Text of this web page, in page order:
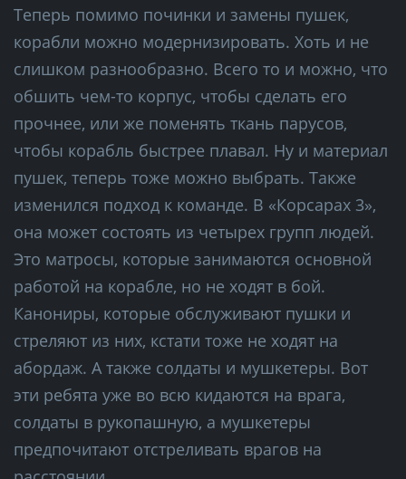
Теперь помимо починки и замены пушек,
корабли можно модернизировать. Хоть и не
слишком разнообразно. Всего то и можно, что
обшить чем-то корпус, чтобы сделать его
прочнее, или же поменять ткань парусов,
чтобы корабль быстрее плавал. Ну и материал
пушек, теперь тоже можно выбрать. Также
изменился подход к команде. В «Корсарах 3»,
она может состоять из четырех групп людей.
Это матросы, которые занимаются основной
работой на корабле, но не ходят в бой.
Канониры, которые обслуживают пушки и
стреляют из них, кстати тоже не ходят на
абордаж. А также солдаты и мушкетеры. Вот
эти ребята уже во всю кидаются на врага,
солдаты в рукопашную, а мушкетеры
предпочитают отстреливать врагов на